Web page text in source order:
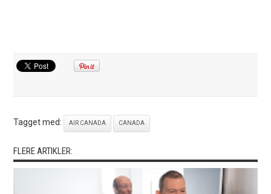
Tagget med: AIR CANADA CANADA
FLERE ARTIKLER: